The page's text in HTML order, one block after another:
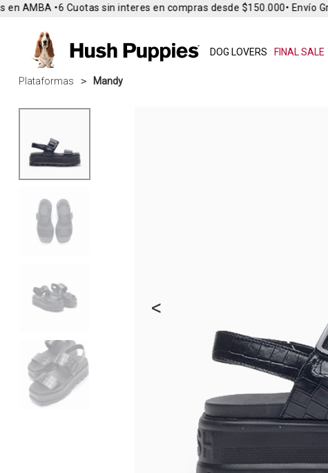
DOG LOVERS FINAL SALE
AMBA •6 Cuotas sin interes en compras desde $150.000• Envío
Plataformas Mandy
<